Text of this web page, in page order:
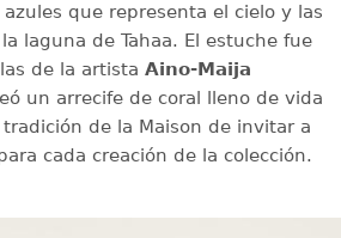
que representa el cielo y las
laguna de Tahaa. El estuche fue
de la artista Aino-Maija
un arrecife de coral lleno de vida
de la Maison de invitar a
cada creación de la colección.